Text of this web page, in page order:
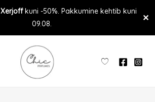
Xerjoffkuni -50%. Pakkumine kehtib kuni
09.08.
✕